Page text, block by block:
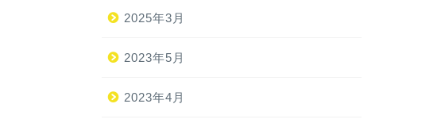
2025年3月
2023年5月
2023年4月